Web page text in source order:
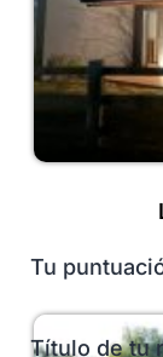
Tu
Título de tu